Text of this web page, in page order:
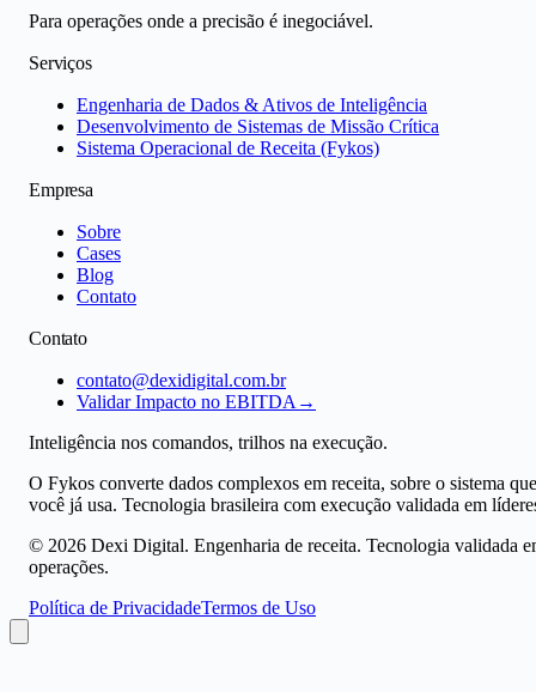
Para operações onde a precisão é inegociável.
Serviços
Engenharia de Dados & Ativos de Inteligência
Desenvolvimento de Sistemas de Missão Crítica
Sistema Operacional de Receita (Fykos)
Empresa
Sobre
Cases
Blog
Contato
Contato
contato@dexidigital.com.br
Validar Impacto no EBITDA →
Inteligência nos comandos, trilhos na execução.
O Fykos converte dados complexos em receita, sobre o sistema que
você já usa. Tecnologia brasileira com execução validada em
© 2026 Dexi Digital. Engenharia de receita. Tecnologia validada
operações.
Política de PrivacidadeTermos de Uso